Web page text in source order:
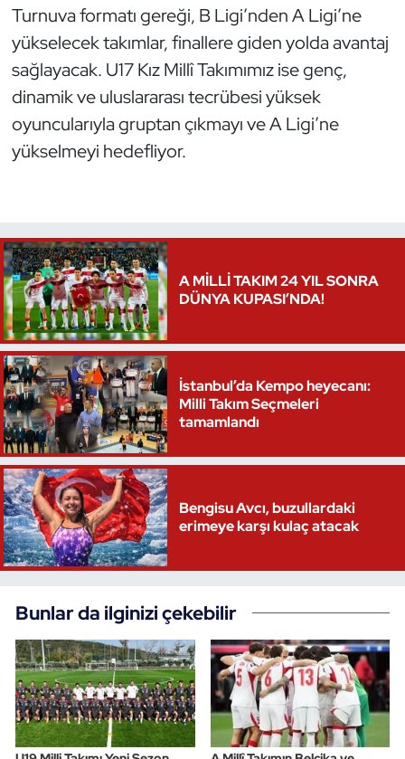
Turnuva formatı gereği, B Ligi’nden A Ligi’ne
yükselecek takımlar, finallere giden yolda avantaj
sağlayacak. U17 Kız Millî Takımımız ise genç,
dinamik ve uluslararası tecrübesi yüksek
oyuncularıyla gruptan çıkmayı ve A Ligi’ne
yükselmeyi hedefliyor.
A MİLLİ TAKIM 24 YIL SONRA
DÜNYA KUPASI’NDA!
İstanbul’da Kempo heyecanı:
Milli Takım Seçmeleri
tamamlandı
Bengisu Avcı, buzullardaki
erimeye karşı kulaç atacak
Bunlar da ilginizi çekebilir